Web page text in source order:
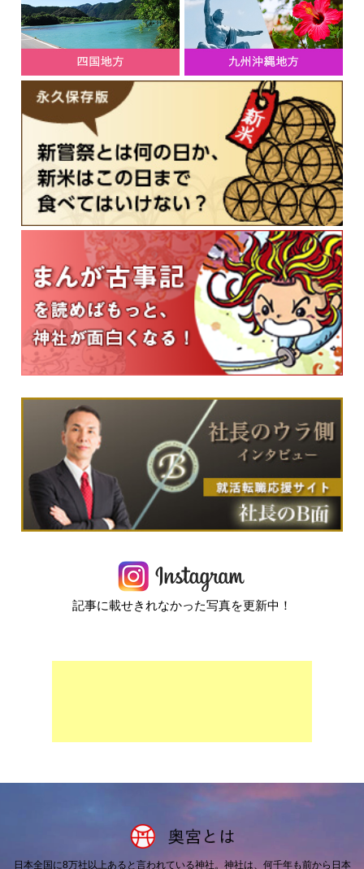
記事に載せきれなかった写真を更新中！
日本全国に8万社以上あると言われている神社。 神社は、何千年も前から日本